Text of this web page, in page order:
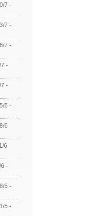
7 -
7 -
7 -
-
-
6 -
6 -
6 -
-
5 -
5 -